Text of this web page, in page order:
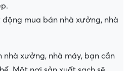
mua bán nhà xưởng, nhà
nhà xưởng, nhà máy, bạn cần